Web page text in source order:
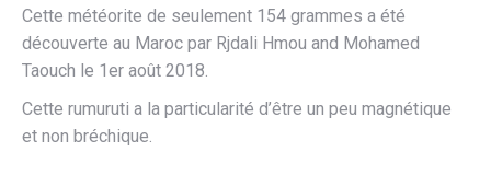
Cette météorite de seulement 154 grammes a été
découverte au Maroc par Rjdali Hmou and Mohamed
Taouch le 1er août 2018.
Cette rumuruti a la particularité d’être un peu magnétique
et non bréchique.